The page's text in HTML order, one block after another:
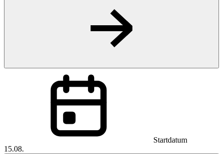
Startdatum
15.08.